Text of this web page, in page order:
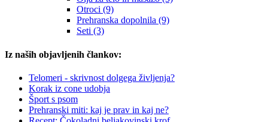
Otroci (9)
Prehranska dopolnila (9)
Seti (3)
Iz naših objavljenih člankov:
Telomeri - skrivnost dolgega življenja?
Korak iz cone udobja
Šport s psom
Prehranski miti: kaj je prav in kaj ne?